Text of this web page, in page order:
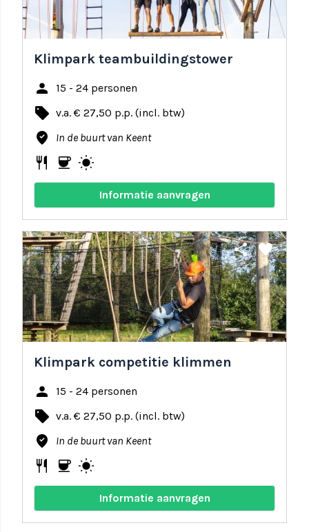
Klimpark teambuildingstower
person 15 - 24 personen
local_offer v.a. € 27,50 p.p. (incl. btw)
where_to_vote In de buurt van Keent
restaurant coffee wb_sunny
Informatie aanvragen
share favorite
Klimpark competitie klimmen
person 15 - 24 personen
local_offer v.a. € 27,50 p.p. (incl. btw)
where_to_vote In de buurt van Keent
restaurant coffee wb_sunny
Informatie aanvragen